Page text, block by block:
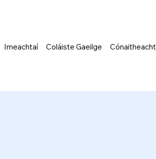
Imeachtaí Coláiste Gaeilge Cónaitheacht